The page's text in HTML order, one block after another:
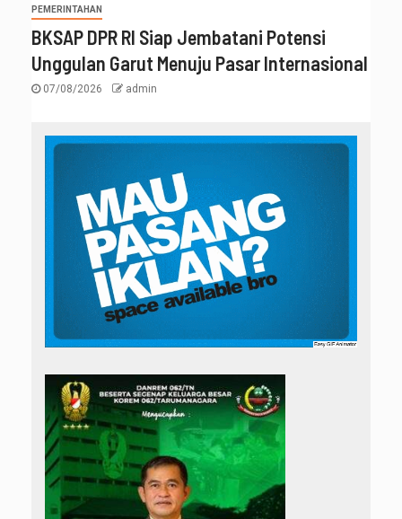
PEMERINTAHAN
BKSAP DPR RI Siap Jembatani Potensi
Unggulan Garut Menuju Pasar Internasional
07/08/2026 admin